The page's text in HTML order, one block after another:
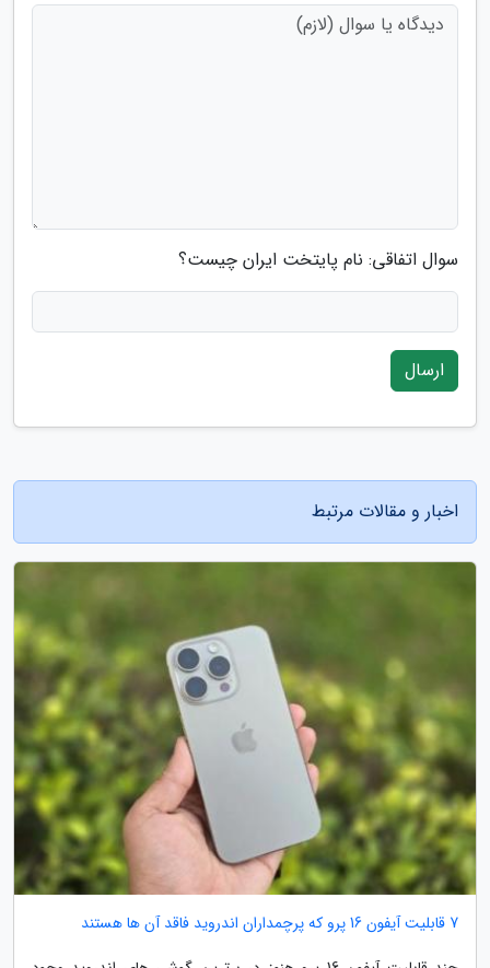
سوال اتفاقی: نام پایتخت ایران چیست؟
ارسال
اخبار و مقالات مرتبط
7 قابلیت آیفون 16 پرو که پرچمداران اندروید فاقد آن ها هستند